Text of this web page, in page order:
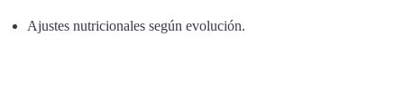
Ajustes nutricionales según evolución.